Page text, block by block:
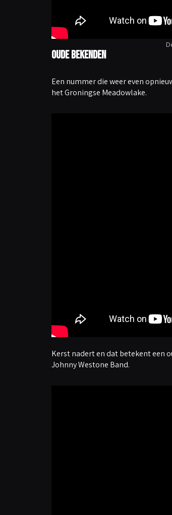
Oude bekenden
Een nummer die weer even
het Groningse Meadowlake.
Kerst nadert en dat betekent een
Johnny Westone Band.